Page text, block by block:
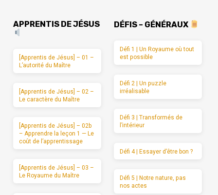
APPRENTIS DE JÉSUS
[Apprentis de Jésus] – 01 –
L’autorité du Maître
[Apprentis de Jésus] – 02 –
Le caractère du Maître
[Apprentis de Jésus] – 02b
– Apprendre la leçon 1 — Le
coût de l’apprentissage
[Apprentis de Jésus] – 03 –
Le Royaume du Maître
DÉFIS – GÉNÉRAUX
Défi 1 | Un Royaume où tout
est possible
Défi 2 | Un puzzle
irréalisable
Défi 3 | Transformés de
l’intérieur
Défi 4 | Essayer d’être bon ?
Défi 5 | Notre nature, pas
nos actes